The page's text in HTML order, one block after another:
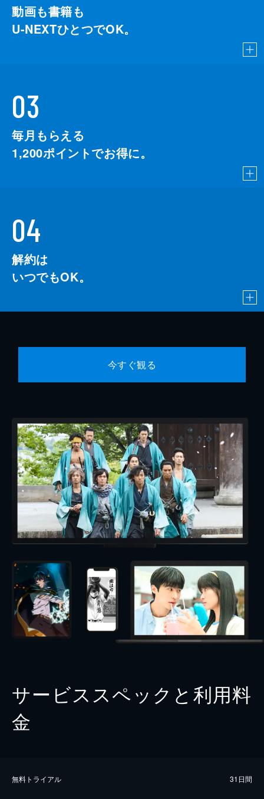
動画も書籍も
U-NEXTひとつでOK。
03
毎月もらえる
1,200ポイントでお得に。
04
解約は
いつでもOK。
今すぐ観る
サービススペックと利用料
金
無料トライアル 31日間